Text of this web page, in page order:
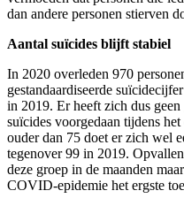
dan andere personen stierven
Aantal suïcides blijft stabiel
In 2020 overleden 970
gestandaardiseerde
in 2019. Er heeft zich dus
suïcides voorgedaan tijdens
ouder dan 75 doet er zich wel
tegenover 99 in 2019.
deze groep in de maanden
COVID-epidemie het ergste